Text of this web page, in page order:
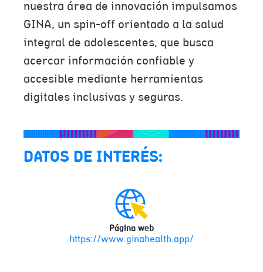
nuestra área de innovación impulsamos
GINA, un spin-off orientado a la salud
integral de adolescentes, que busca
acercar información confiable y
accesible mediante herramientas
digitales inclusivas y seguras.
DATOS DE INTERÉS:
Página web
https://www.ginahealth.app/